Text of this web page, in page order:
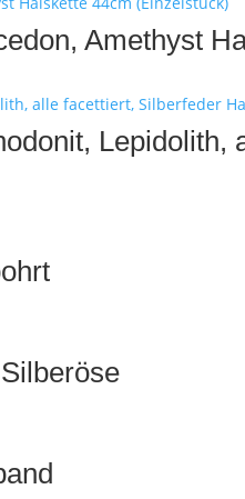
Amethyst